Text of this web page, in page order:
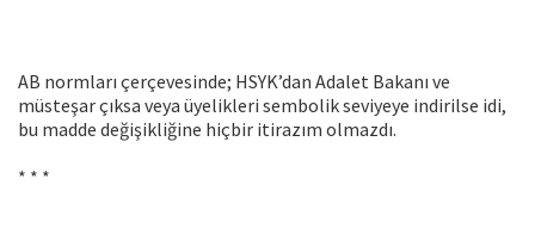
AB normları çerçevesinde; HSYK’dan Adalet Bakanı ve
müsteşar çıksa veya üyelikleri sembolik seviyeye indirilse idi,
bu madde değişikliğine hiçbir itirazım olmazdı.
* * *